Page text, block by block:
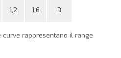
1,2 1,6 3
curve rappresentano il range